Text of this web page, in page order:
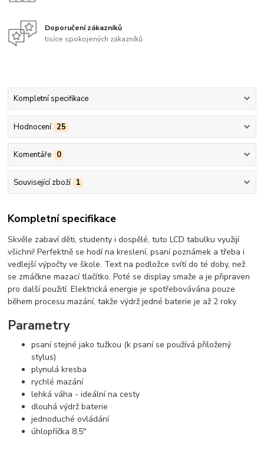
Doporučení zákazníků
tisíce spokojených zákazníků
Kompletní specifikace
Hodnocení 25
Komentáře 0
Související zboží 1
Kompletní specifikace
Skvěle zabaví děti, studenty i dospělé, tuto LCD tabulku využijí
všichni! Perfektně se hodí na kreslení, psaní poznámek a třeba i
vedlejší výpočty ve škole. Text na podložce svítí do té doby, než
se zmáčkne mazací tlačítko. Poté se display smaže a je připraven
pro další použití. Elektrická energie je spotřebovávána pouze
během procesu mazání, takže výdrž jedné baterie je až 2 roky.
Parametry
psaní stejné jako tužkou (k psaní se používá přiložený
stylus)
plynulá kresba
rychlé mazání
lehká váha - ideální na cesty
dlouhá výdrž baterie
jednoduché ovládání
úhlopříčka 8,5"